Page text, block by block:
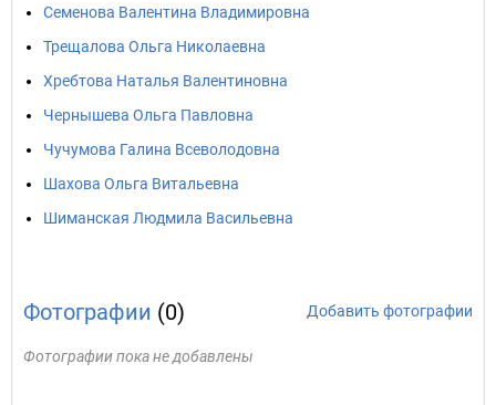
Семенова Валентина Владимировна
Трещалова Ольга Николаевна
Хребтова Наталья Валентиновна
Чернышева Ольга Павловна
Чучумова Галина Всеволодовна
Шахова Ольга Витальевна
Шиманская Людмила Васильевна
Фотографии (0) Добавить фотографии
Фотографии пока не добавлены